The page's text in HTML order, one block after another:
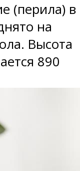
(перила) в
на
Высота
890